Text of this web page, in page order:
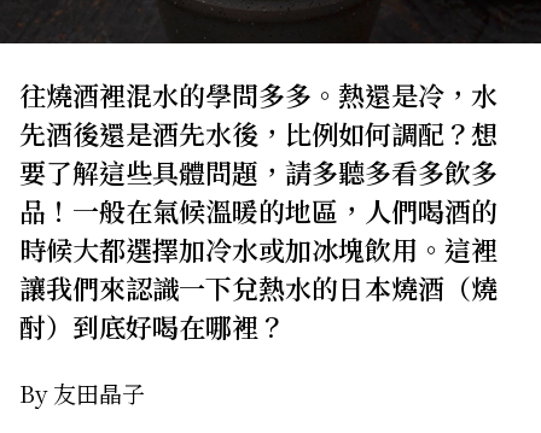
關於我們 網站政策
往燒酒裡混水的學問多多。熱還是冷，水
先酒後還是酒先水後，比例如何調配？想
要了解這些具體問題，請多聽多看多飲多
品！一般在氣候溫暖的地區，人們喝酒的
時候大都選擇加冷水或加冰塊飲用。這裡
讓我們來認識一下兌熱水的日本燒酒（燒
酎）到底好喝在哪裡？
By 友田晶子